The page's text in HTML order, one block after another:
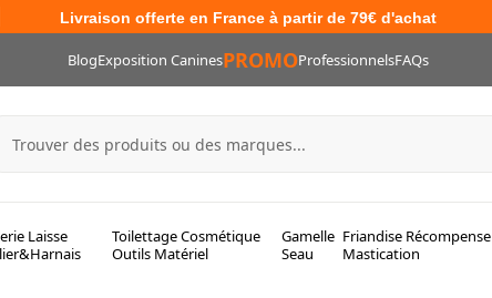
Livraison offerte en France à partir de 79€ d'achat
BlogExposition CaninesPROMOProfessionnelsFAQs
Laisse
Toilettage Cosmétique
Outils Matériel
Gamelle
Seau
Friandise Récompense
Mastication